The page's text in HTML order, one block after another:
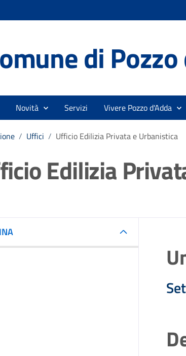
di
Novità Servizi Vivere Pozzo d'Adda
/ Uffici / Ufficio Edilizia Privata e Urbanistica
Edilizia